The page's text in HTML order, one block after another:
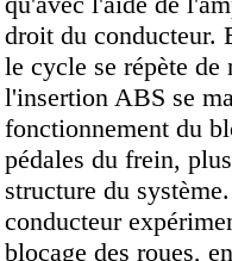
droit du conducteur.
le cycle se répète de
l'insertion ABS se
fonctionnement du
pédales du frein,
structure du
conducteur
blocage des roues,